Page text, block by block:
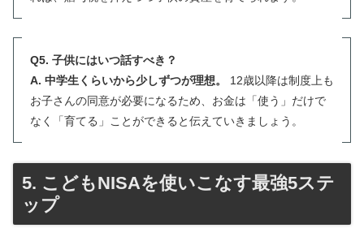
Q5. 子供にはいつ話すべき？
A. 中学生くらいから少しずつが理想。
12歳以降は制度上も
お子さんの同意が必要になるため、お金は「使う」だけで
なく「育てる」ことができると伝えていきましょう。
5. こどもNISAを使いこなす最強5ステ
ップ